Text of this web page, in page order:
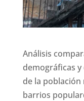
Análisis
demográficas
de la población
barrios